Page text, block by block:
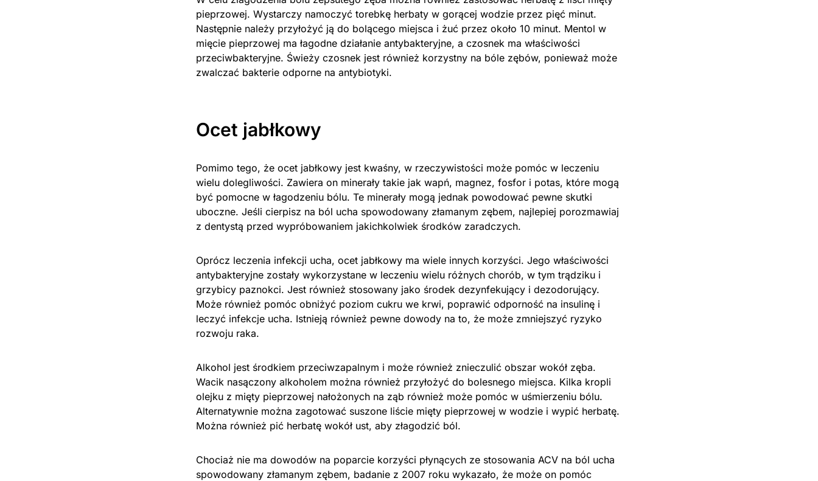
pieprzowej. Wystarczy namoczyć torebkę herbaty w gorącej wodzie przez pięć minut.
Następnie należy przyłożyć ją do bolącego miejsca i żuć przez około 10 minut. Mentol w
mięcie pieprzowej ma łagodne działanie antybakteryjne, a czosnek ma właściwości
przeciwbakteryjne. Świeży czosnek jest również korzystny na bóle zębów, ponieważ może
zwalczać bakterie odporne na antybiotyki.
Ocet jabłkowy
Pomimo tego, że ocet jabłkowy jest kwaśny, w rzeczywistości może pomóc w leczeniu
wielu dolegliwości. Zawiera on minerały takie jak wapń, magnez, fosfor i potas, które mogą
być pomocne w łagodzeniu bólu. Te minerały mogą jednak powodować pewne skutki
uboczne. Jeśli cierpisz na ból ucha spowodowany złamanym zębem, najlepiej porozmawiaj
z dentystą przed wypróbowaniem jakichkolwiek środków zaradczych.
Oprócz leczenia infekcji ucha, ocet jabłkowy ma wiele innych korzyści. Jego właściwości
antybakteryjne zostały wykorzystane w leczeniu wielu różnych chorób, w tym trądziku i
grzybicy paznokci. Jest również stosowany jako środek dezynfekujący i dezodorujący.
Może również pomóc obniżyć poziom cukru we krwi, poprawić odporność na insulinę i
leczyć infekcje ucha. Istnieją również pewne dowody na to, że może zmniejszyć ryzyko
rozwoju raka.
Alkohol jest środkiem przeciwzapalnym i może również znieczulić obszar wokół zęba.
Wacik nasączony alkoholem można również przyłożyć do bolesnego miejsca. Kilka kropli
olejku z mięty pieprzowej nałożonych na ząb również może pomóc w uśmierzeniu bólu.
Alternatywnie można zagotować suszone liście mięty pieprzowej w wodzie i wypić herbatę.
Można również pić herbatę wokół ust, aby złagodzić ból.
Chociaż nie ma dowodów na poparcie korzyści płynących ze stosowania ACV na ból ucha
spowodowany złamanym zębem, badanie z 2007 roku wykazało, że może on pomóc